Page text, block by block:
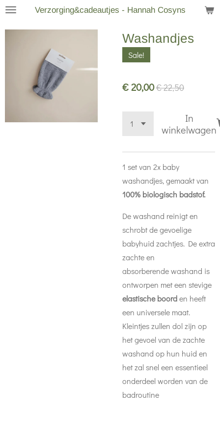
Ga
hoofdinhoud
Verzorging&cadeautjes - Hannah Cosyns
Washandjes
Sale!
€ 20,00€ 22,50
In
winkelwagen
1 set van 2x baby
washandjes, gemaakt van
100% biologisch badstof.
De washand reinigt en
schrobt de gevoelige
babyhuid zachtjes. De extra
zachte en
absorberende washand is
ontworpen met een stevige
elastische boorden heeft
een universele maat.
Kleintjes zullen dol zijn op
het gevoel van de zachte
washand op hun huid en
het zal snel een essentieel
onderdeel worden van de
badroutine